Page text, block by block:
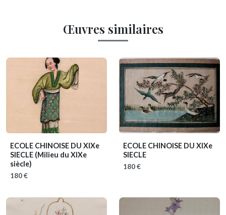
Œuvres similaires
ECOLE CHINOISE DU XIXe
SIECLE (Milieu du XIXe
siècle)
180 €
ECOLE CHINOISE DU XIXe
SIECLE
180 €